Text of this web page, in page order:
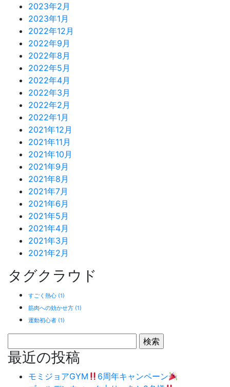
2023年2月
2023年1月
2022年12月
2022年9月
2022年8月
2022年5月
2022年4月
2022年3月
2022年2月
2022年1月
2021年12月
2021年11月
2021年10月
2021年9月
2021年8月
2021年7月
2021年6月
2021年5月
2021年4月
2021年3月
2021年2月
タグクラウド
すごく熱心 (1)
筋肉への効かせ方 (1)
運動初心者 (1)
索:
最近の投稿
モミジョアGYM
6周年キャンペーン